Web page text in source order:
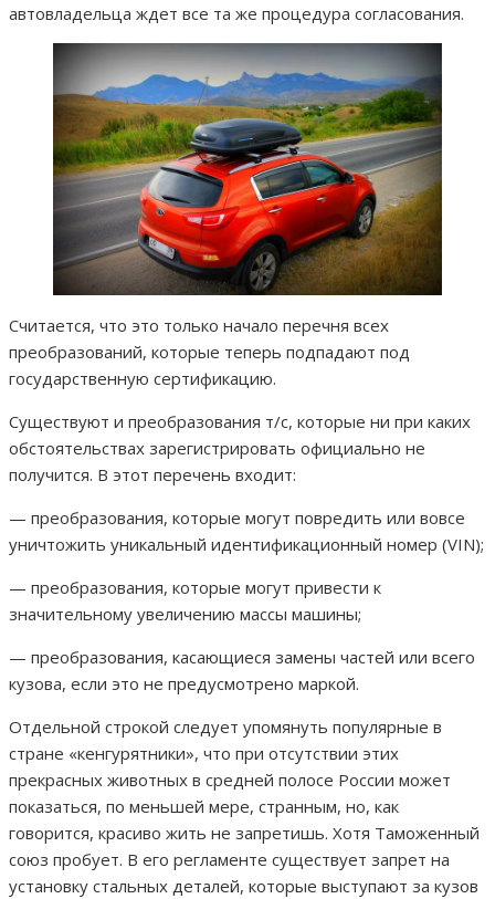
автовладельца ждет все та же процедура согласования.
Считается, что это только начало перечня всех
преобразований, которые теперь подпадают под
государственную сертификацию.
Существуют и преобразования т/с, которые ни при каких
обстоятельствах зарегистрировать официально не
получится. В этот перечень входит:
— преобразования, которые могут повредить или вовсе
уничтожить уникальный идентификационный номер (VIN);
— преобразования, которые могут привести к
значительному увеличению массы машины;
— преобразования, касающиеся замены частей или всего
кузова, если это не предусмотрено маркой.
Отдельной строкой следует упомянуть популярные в
стране «кенгурятники», что при отсутствии этих
прекрасных животных в средней полосе России может
показаться, по меньшей мере, странным, но, как
говорится, красиво жить не запретишь. Хотя Таможенный
союз пробует. В его регламенте существует запрет на
установку стальных деталей, которые выступают за кузов